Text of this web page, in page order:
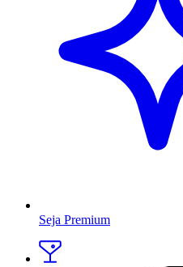
Seja Premium